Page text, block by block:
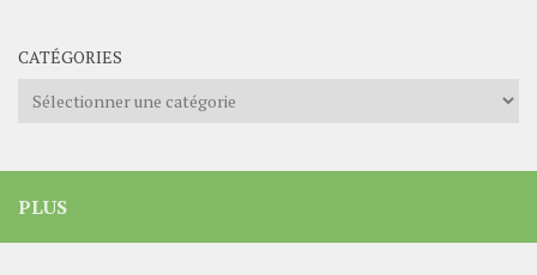
CATÉGORIES
Catégories
PLUS